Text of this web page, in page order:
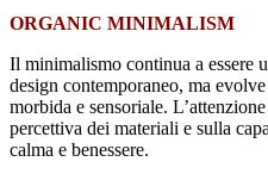
ORGANIC MINIMALISM
Il minimalismo continua a essere
design contemporaneo, ma
morbida e sensoriale.
percettiva dei materiali e sulla
calma e benessere.